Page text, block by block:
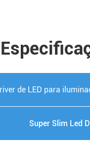
de LED para
Super Slim Led